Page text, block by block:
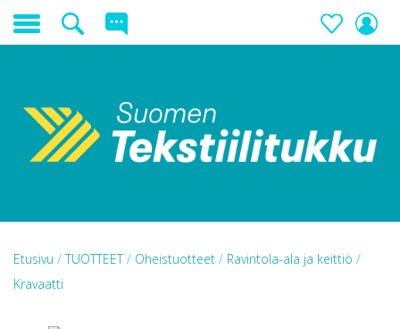
Etusivu /TUOTTEET/ Oheistuotteet / Ravintola-ala ja keittiö /
Kravaatti